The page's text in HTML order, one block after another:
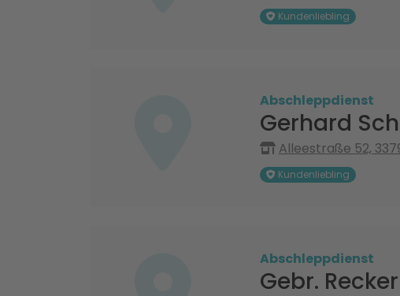
Kundenliebling
Abschleppdienst
Gerhard
Alleestraße 52,
Kundenliebling
Abschleppdienst
Gebr.